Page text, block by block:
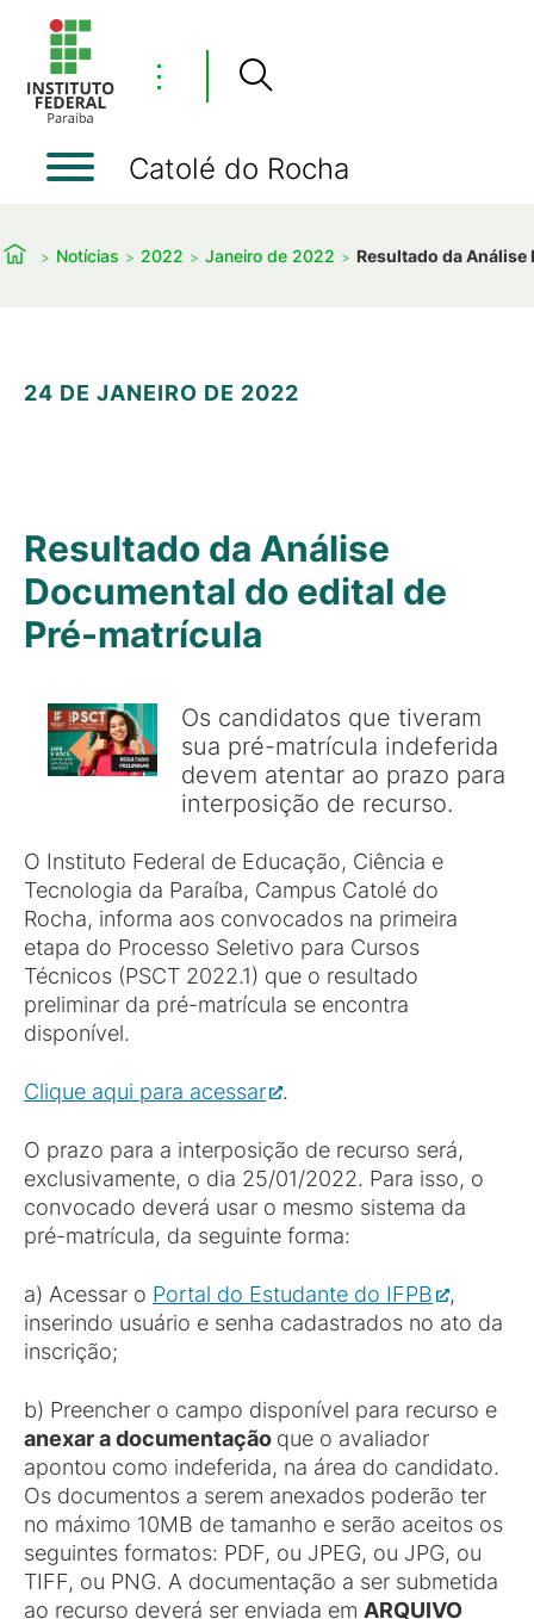
⋮
Catolé do Rocha
Notícias 2022 Janeiro de 2022 Resultado da
24 DE JANEIRO DE 2022
Resultado da Análise
Documental do edital de
Pré-matrícula
Os candidatos que tiveram
sua pré-matrícula indeferida
devem atentar ao prazo para
interposição de recurso.
O Instituto Federal de Educação, Ciência e
Tecnologia da Paraíba, Campus Catolé do
Rocha, informa aos convocados na primeira
etapa do Processo Seletivo para Cursos
Técnicos (PSCT 2022.1) que o resultado
preliminar da pré-matrícula se encontra
disponível.
Clique aqui para acessar .
O prazo para a interposição de recurso será,
exclusivamente, o dia 25/01/2022. Para isso, o
convocado deverá usar o mesmo sistema da
pré-matrícula, da seguinte forma:
a) Acessar o Portal do Estudante do IFPB
,
inserindo usuário e senha cadastrados no ato da
inscrição;
b) Preencher o campo disponível para recurso e
anexar a documentação que o avaliador
apontou como indeferida, na área do candidato.
Os documentos a serem anexados poderão ter
no máximo 10MB de tamanho e serão aceitos os
seguintes formatos: PDF, ou JPEG, ou JPG, ou
TIFF, ou PNG. A documentação a ser submetida
ao recurso deverá ser enviada em ARQUIVO